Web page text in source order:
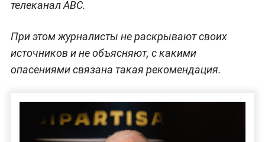
телеканал ABC.
При этом журналисты не раскрывают своих
источников и не объясняют, с какими
опасениями связана такая рекомендация.